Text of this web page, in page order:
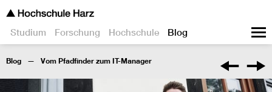
Studium Forschung Hochschule Blog
Blog Vom Pfadfinder zum IT-Manager